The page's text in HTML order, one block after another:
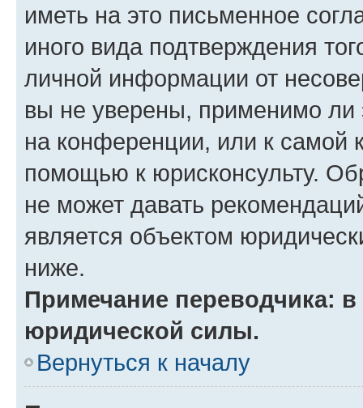
иметь на это письменное
иного вида подтверждения
личной информации от
вы не уверены, применимо ли
на конференции, или к самой
помощью к юрисконсульту.
не может давать
является объектом
ниже.
Примечание переводчика:
юридической силы.
Вернуться к началу